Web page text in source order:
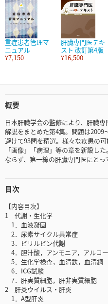
重症患者管理マ
ニュアル
¥7,150
肝臓専門医テキ
スト 改訂第4版
¥16,500
概要
日本肝臓学会の監修により、肝臓
解説をまとめた第4集。問題は2009
避けて93問を精選。様々な疾患の
「画像」「病理」等の章を新設し
ならず、第一線の肝臓専門医にとっ
目次
【内容目次】
1 代謝・生化学
1．血液凝固
2．尿素サイクル異常症
3．ビリルビン代謝
4．胆汁酸，アンモニア，アルコ
5．生化学検査，血清鉄，血清銅
6．ICG試験
7．肝実質細胞，肝非実質細胞
2 肝炎ウイルス・肝炎
1．A型肝炎